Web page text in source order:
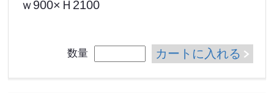
ｗ900×Ｈ2100
数量 カートに入れる